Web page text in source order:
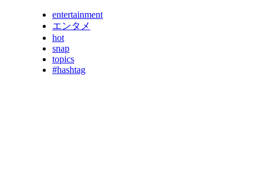
entertainment
エンタメ
hot
snap
topics
#hashtag